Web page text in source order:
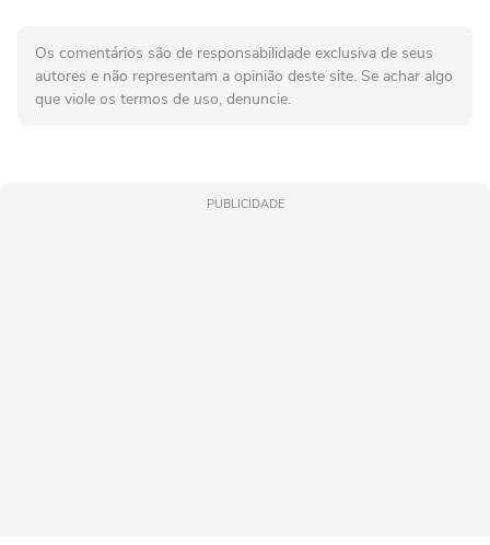
Os comentários são de responsabilidade exclusiva de seus
autores e não representam a opinião deste site. Se achar algo
que viole os termos de uso, denuncie.
PUBLICIDADE